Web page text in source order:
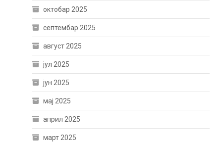
октобар 2025
септембар 2025
август 2025
јул 2025
јун 2025
мај 2025
април 2025
март 2025